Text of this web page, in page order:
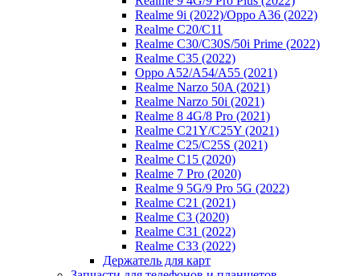
Realme 9i (2022)/Oppo A36 (2022)
Realme C20/C11
Realme C30/C30S/50i Prime (2022)
Realme C35 (2022)
Oppo A52/A54/A55 (2021)
Realme Narzo 50A (2021)
Realme Narzo 50i (2021)
Realme 8 4G/8 Pro (2021)
Realme C21Y/C25Y (2021)
Realme C25/C25S (2021)
Realme C15 (2020)
Realme 7 Pro (2020)
Realme 9 5G/9 Pro 5G (2022)
Realme C21 (2021)
Realme C3 (2020)
Realme C31 (2022)
Realme C33 (2022)
Держатель для карт